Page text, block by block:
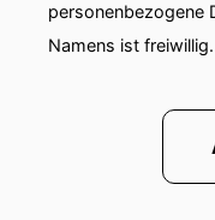
personenbezogene
Namens ist freiwillig.